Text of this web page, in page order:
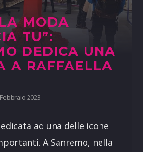
MODA
TU”:
DEDICA UNA
A RAFFAELLA
2023
ad una delle icone
A Sanremo, nella